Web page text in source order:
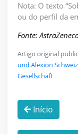
Nota: O texto
ou do perfil da
Fonte:
Artigo original
und Alexion
Gesellschaft
Início